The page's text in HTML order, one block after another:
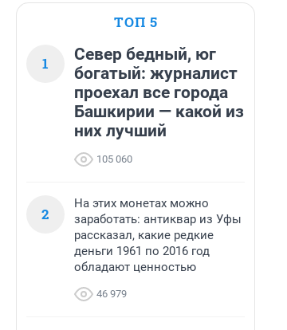
ТОП 5
1
Север бедный, юг
богатый: журналист
проехал все города
Башкирии — какой из
них лучший
105 060
2
На этих монетах можно
заработать: антиквар из Уфы
рассказал, какие редкие
деньги 1961 по 2016 год
обладают ценностью
46 979